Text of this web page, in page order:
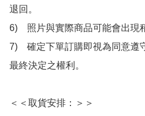
退回。
6)　照片與實際商品可能會出現
7)　確定下單訂購即視為同意遵
最終決定之權利。
＜＜取貨安排：＞＞